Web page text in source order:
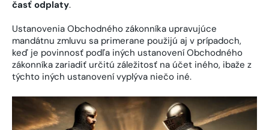
časť odplaty.
Ustanovenia Obchodného zákonníka upravujúce
mandátnu zmluvu sa primerane použijú aj v prípadoch,
keď je povinnosť podľa iných ustanovení Obchodného
zákonníka zariadiť určitú záležitosť na účet iného, ibaže z
týchto iných ustanovení vyplýva niečo iné.